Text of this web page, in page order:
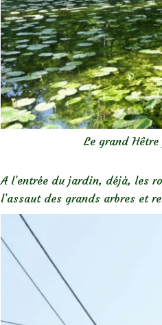
Le grand
A l’entrée du jardin, déjà, les
l’assaut des grands arbres et